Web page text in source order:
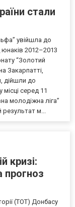
стали
увійшла до
2012–2013
“Золотий
Закарпатті,
дійшли до
серед 11
молодіжна ліга”
м...
кризі:
прогноз
(ТОТ) Донбасу